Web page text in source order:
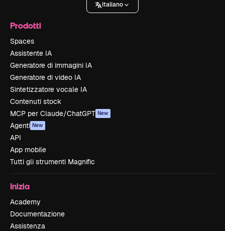
Italiano
Prodotti
Spaces
Assistente IA
Generatore di immagini IA
Generatore di video IA
Sintetizzatore vocale IA
Contenuti stock
MCP per Claude/ChatGPT New
Agenti New
API
App mobile
Tutti gli strumenti Magnific
Inizia
Academy
Documentazione
Assistenza